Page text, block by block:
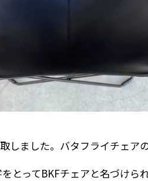
しました。バタフライチェア
とってBKFチェアと名づけら